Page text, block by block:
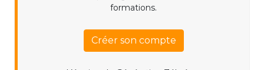
formations.
Créer son compte